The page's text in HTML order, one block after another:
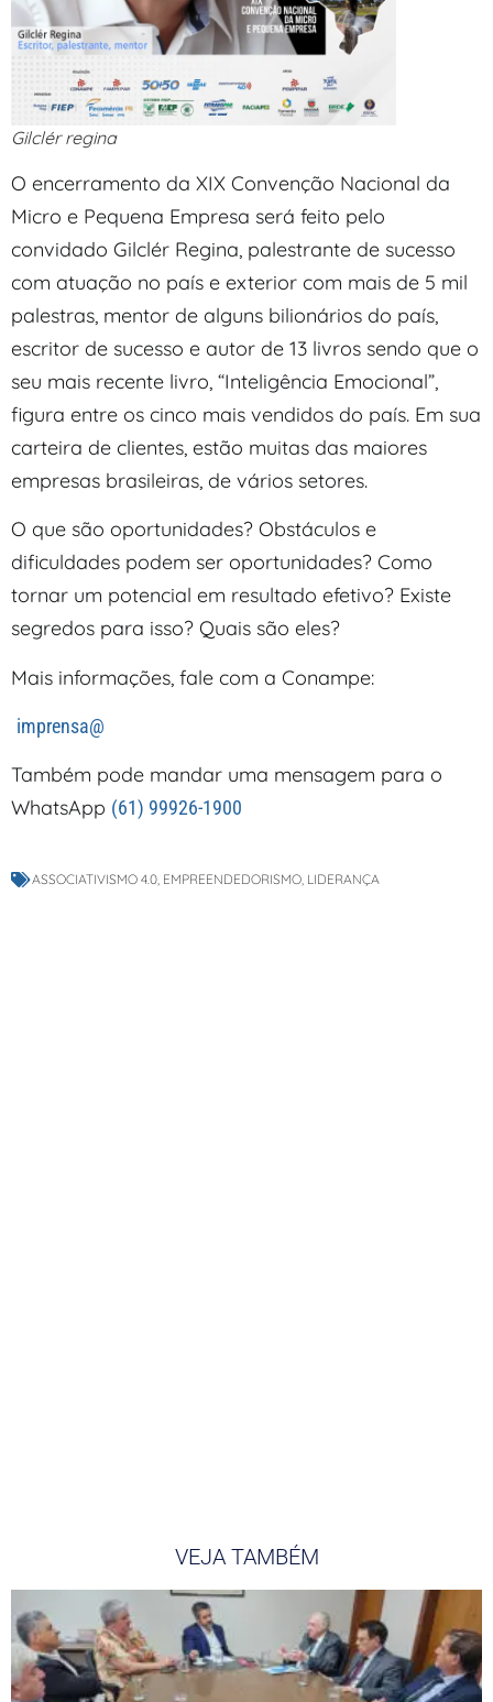
Gilclér regina
O encerramento da XIX Convenção Nacional da
Micro e Pequena Empresa será feito pelo
convidado Gilclér Regina, palestrante de sucesso
com atuação no país e exterior com mais de 5 mil
palestras, mentor de alguns bilionários do país,
escritor de sucesso e autor de 13 livros sendo que o
seu mais recente livro, “Inteligência Emocional”,
figura entre os cinco mais vendidos do país. Em sua
carteira de clientes, estão muitas das maiores
empresas brasileiras, de vários setores.
O que são oportunidades? Obstáculos e
dificuldades podem ser oportunidades? Como
tornar um potencial em resultado efetivo? Existe
segredos para isso? Quais são eles?
Mais informações, fale com a Conampe:
imprensa@
Também pode mandar uma mensagem para o
WhatsApp (61) 99926-1900
ASSOCIATIVISMO 4.0 EMPREENDEDORISMO LIDERANÇA
VEJA TAMBÉM